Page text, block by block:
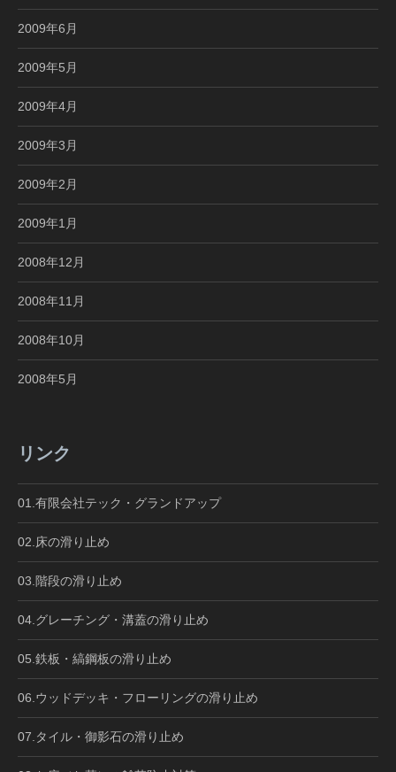
2009年6月
2009年5月
2009年4月
2009年3月
2009年2月
2009年1月
2008年12月
2008年11月
2008年10月
2008年5月
リンク
01.有限会社テック・グランドアップ
02.床の滑り止め
03.階段の滑り止め
04.グレーチング・溝蓋の滑り止め
05.鉄板・縞鋼板の滑り止め
06.ウッドデッキ・フローリングの滑り止め
07.タイル・御影石の滑り止め